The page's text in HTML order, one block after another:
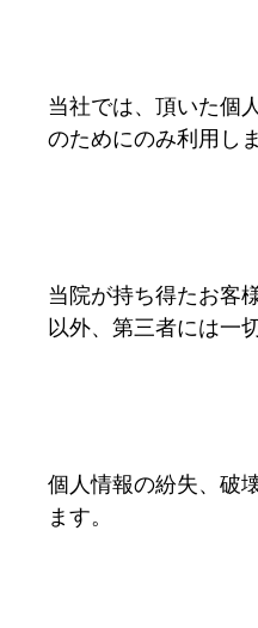
当社では、頂いた個
のためにのみ利用しま
当院が持ち得たお客
以外、第三者には一
個人情報の紛失、破
ます。